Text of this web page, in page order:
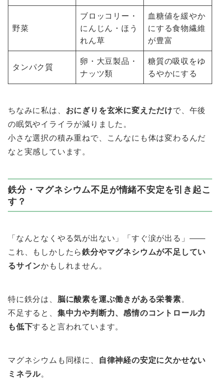
野菜
ブロッコリー・
にんじん・ほう
れん草
血糖値を緩やか
にする食物繊維
が豊富
タンパク質
卵・大豆製品・
ナッツ類
糖質の吸収をゆ
るやかにする
ちなみに私は、 おにぎりを玄米に変えただけで、午後
の眠気やイライラが減りました。
小さな選択の積み重ねで、こんなにも体は変わるんだ
なと実感しています。
鉄分・マグネシウム不足が情緒不安定を引き起こ
す？
「なんとなくやる気が出ない」「すぐ涙が出る」――
これ、もしかしたら鉄分やマグネシウムが不足してい
るサインかもしれません。
特に鉄分は、 脳に酸素を運ぶ働きがある栄養素。
不足すると、 集中力や判断力、感情のコントロール力
も低下すると言われています。
マグネシウムも同様に、
自律神経の安定に欠かせない
ミネラル。